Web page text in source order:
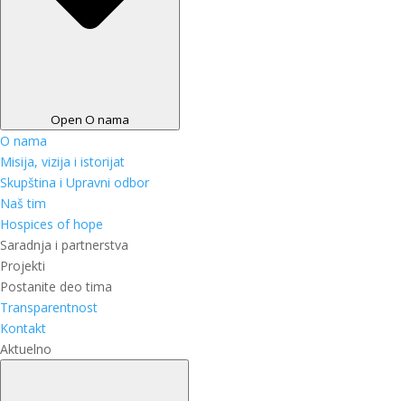
Open O nama
O nama
Misija, vizija i istorijat
Skupština i Upravni odbor
Naš tim
Hospices of hope
Saradnja i partnerstva
Projekti
Postanite deo tima
Transparentnost
Kontakt
Aktuelno